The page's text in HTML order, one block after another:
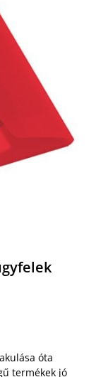
óta
termékek jó